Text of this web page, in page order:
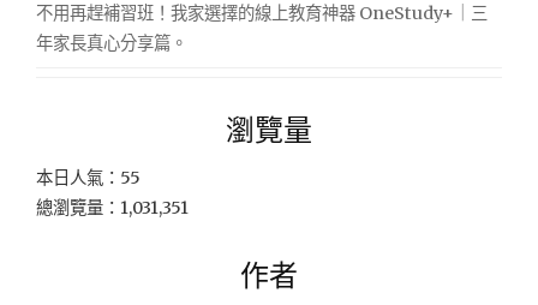
不用再趕補習班！我家選擇的線上教育神器 OneStudy+｜三
年家長真心分享篇。
瀏覽量
本日人氣：55
總瀏覽量：1,031,351
作者